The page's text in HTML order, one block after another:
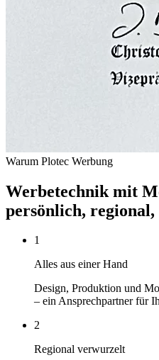
Warum Plotec Werbung
Werbetechnik mit
persönlich, regional,
1
Alles aus einer Hand
Design, Produktion und
– ein Ansprechpartner für
2
Regional verwurzelt